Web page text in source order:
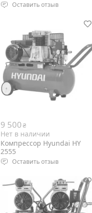
Оставить отзыв
Мощность двигателя: 750
Производительность
компрессора: 140 л/мин
Объем ресивера: 6 литров
Максимальное давление: 8
Бар
9 500₴
Нет в наличии
Компрессор Hyundai HY
2555
Оставить отзыв
поршневой
Мощность двигателя: 2,2